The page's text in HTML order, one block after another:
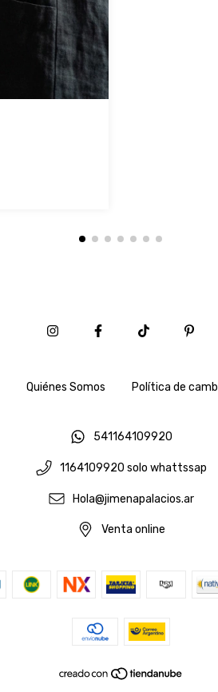
Quiénes Somos Política de
541164109920
1164109920 solo whattssap
Hola@jimenapalacios.ar
Venta online